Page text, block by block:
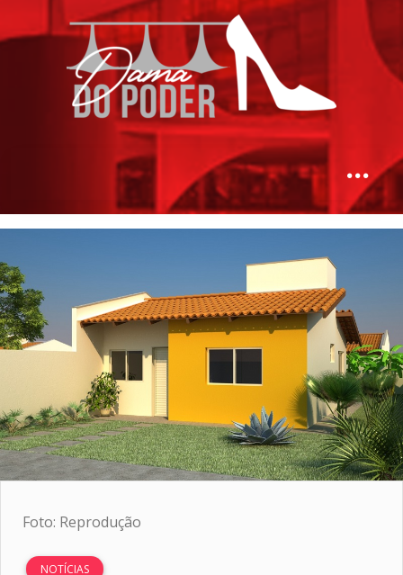
Foto: Reprodução
NOTÍCIAS